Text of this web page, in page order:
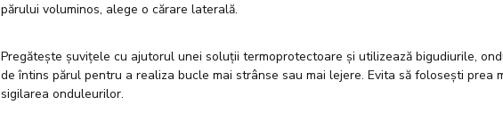
părului voluminos, alege o cărare laterală.
Pregătește șuvițele cu ajutorul unei soluții termoprotectoare și utilizează bigudiurile,
de întins părul pentru a realiza bucle mai strânse sau mai lejere. Evita să folosești prea
sigilarea onduleurilor.